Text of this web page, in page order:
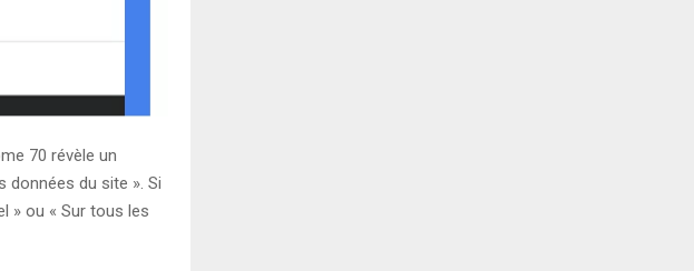
70 révèle un
données du site ». Si
» ou « Sur tous les